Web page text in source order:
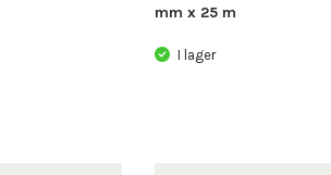
mm x 25 m
I lager